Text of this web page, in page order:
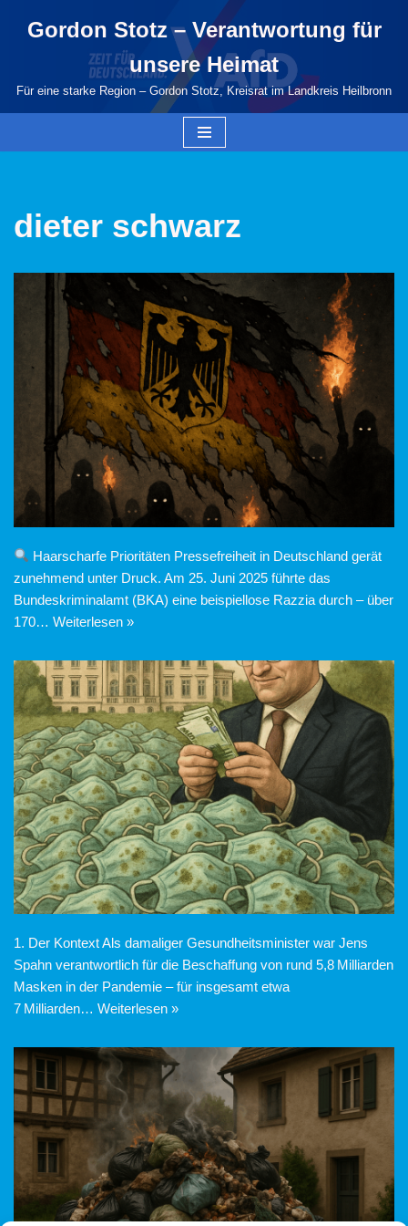
springen
Gordon Stotz – Verantwortung für
unsere Heimat
Für eine starke Region – Gordon Stotz, Kreisrat im Landkreis Heilbronn
dieter schwarz
Haarscharfe Prioritäten Pressefreiheit in Deutschland gerät
zunehmend unter Druck. Am 25. Juni 2025 führte das
Bundeskriminalamt (BKA) eine beispiellose Razzia durch – über
170… Weiterlesen »
1. Der Kontext Als damaliger Gesundheitsminister war Jens
Spahn verantwortlich für die Beschaffung von rund 5,8 Milliarden
Masken in der Pandemie – für insgesamt etwa
7 Milliarden… Weiterlesen »